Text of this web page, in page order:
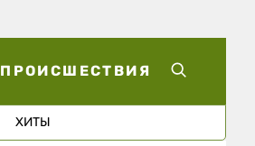
ПРОИСШЕСТВИЯ
ХИТЫ